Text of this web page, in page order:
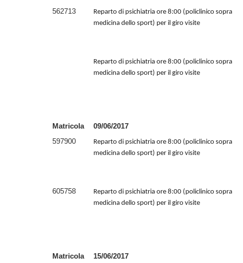
562713
Reparto di psichiatria ore 8:00 (policlinico sopra
medicina dello sport) per il giro visite
Reparto di psichiatria ore 8:00 (policlinico sopra
medicina dello sport) per il giro visite
Matricola 09/06/2017
597900
Reparto di psichiatria ore 8:00 (policlinico sopra
medicina dello sport) per il giro visite
605758
Reparto di psichiatria ore 8:00 (policlinico sopra
medicina dello sport) per il giro visite
Matricola 15/06/2017